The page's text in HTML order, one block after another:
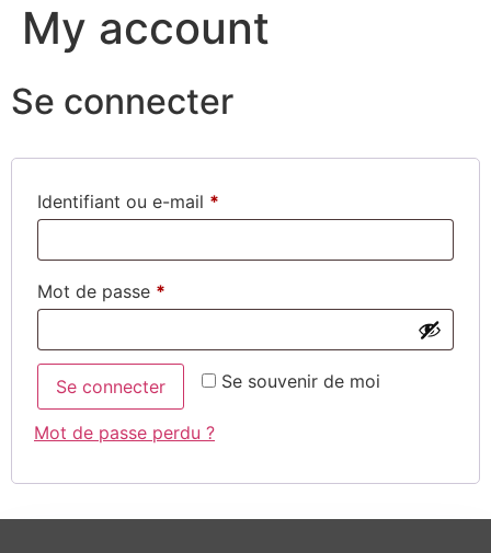
My account
Se connecter
Identifiant ou e-mail *
Mot de passe *
Se souvenir de moi
Se connecter
Mot de passe perdu ?